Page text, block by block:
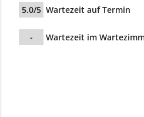
5.0/5 Wartezeit auf Termin
- Wartezeit im